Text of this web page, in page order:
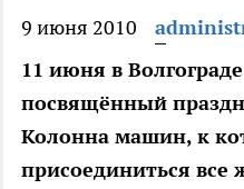
9 июня 2010
11 июня в
посвящённый
Колонна машин, к
присоединиться